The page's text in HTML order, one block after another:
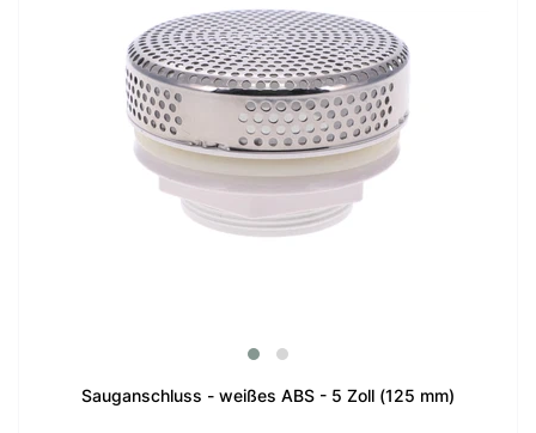
Sauganschluss - weißes ABS - 5 Zoll (125 mm)